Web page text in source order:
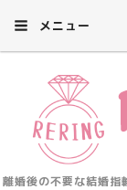
メニュー
離婚後の不要な結婚指